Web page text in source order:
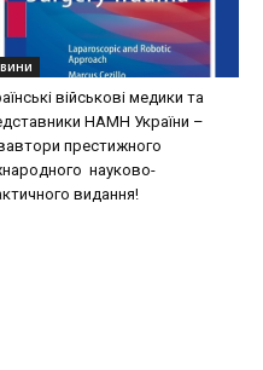
військові медики та
НАМН України –
престижного
науково-
видання!